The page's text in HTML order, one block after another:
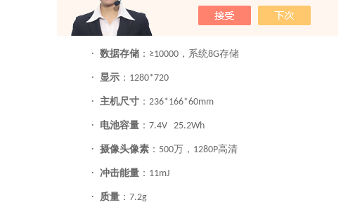
示值误差
示值重复性：
· 数据存储 ： ≥10000 ，系统8G存储
· 显示 ： 1280*720
· 主机尺寸 ： 236*166*60mm
· 电池容量 ： 7.4V 25.2Wh
· 摄像头像素 ： 500万， 1280P高清
· 冲击能量 ： 11mJ
· 质量 ： 7.2g